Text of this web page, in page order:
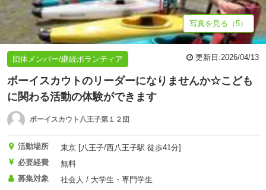
写真を見る（5）
団体メンバー/継続ボランティア 更新日:2026/04/13
ボーイスカウトのリーダーになりませんか☆こども
に関わる活動の体験ができます
ボーイスカウト八王子第１２団
活動場所
東京 [八王子/西八王子駅 徒歩41分]
必要経費
無料
募集対象
社会人 / 大学生・専門学生